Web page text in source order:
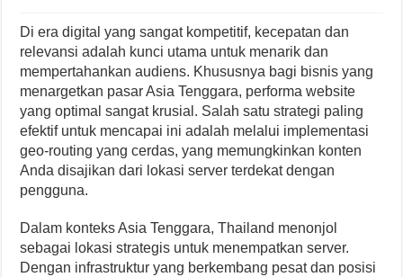
Di era digital yang sangat kompetitif, kecepatan dan
relevansi adalah kunci utama untuk menarik dan
mempertahankan audiens. Khususnya bagi bisnis yang
menargetkan pasar Asia Tenggara, performa website
yang optimal sangat krusial. Salah satu strategi paling
efektif untuk mencapai ini adalah melalui implementasi
geo-routing yang cerdas, yang memungkinkan konten
Anda disajikan dari lokasi server terdekat dengan
pengguna.
Dalam konteks Asia Tenggara, Thailand menonjol
sebagai lokasi strategis untuk menempatkan server.
Dengan infrastruktur yang berkembang pesat dan posisi